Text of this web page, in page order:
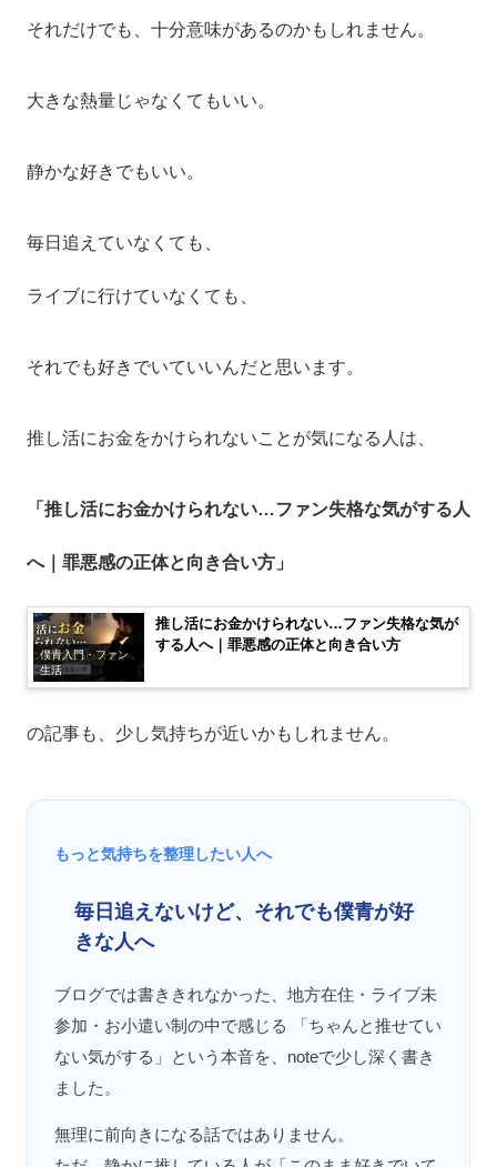
それだけでも、十分意味があるのかもしれません。
大きな熱量じゃなくてもいい。
静かな好きでもいい。
毎日追えていなくても、
ライブに行けていなくても、
それでも好きでいていいんだと思います。
推し活にお金をかけられないことが気になる人は、
「推し活にお金かけられない…ファン失格な気がする人
へ｜罪悪感の正体と向き合い方」
僕青入門・ファン
生活
推し活にお金かけられない…ファン失格な気が
する人へ｜罪悪感の正体と向き合い方
の記事も、少し気持ちが近いかもしれません。
もっと気持ちを整理したい人へ
毎日追えないけど、それでも僕青が好
きな人へ
ブログでは書ききれなかった、地方在住・ライブ未
参加・お小遣い制の中で感じる 「ちゃんと推せてい
ない気がする」という本音を、noteで少し深く書き
ました。
無理に前向きになる話ではありません。